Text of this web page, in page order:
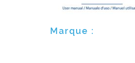
Marque :